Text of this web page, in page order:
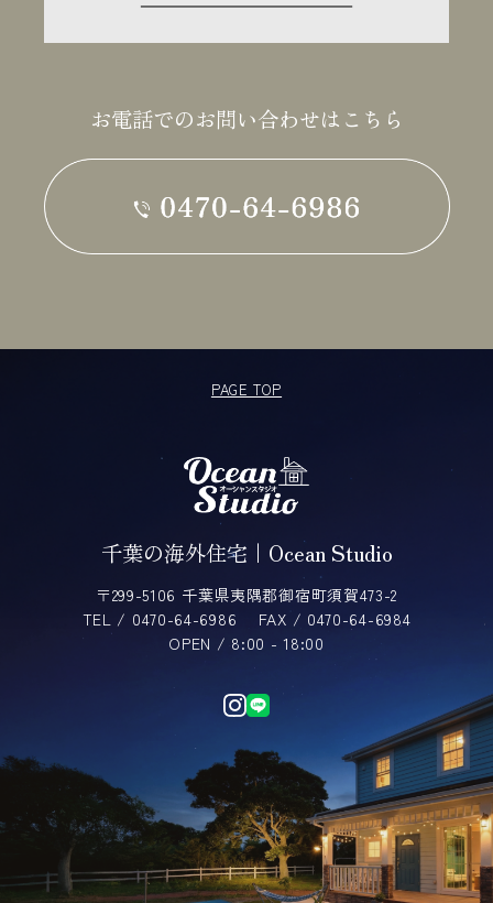
お電話でのお問い合わせはこちら
PAGE TOP
千葉の海外住宅｜Ocean Studio
〒299-5106 千葉県夷隅郡御宿町須賀473-2
TEL / 0470-64-6986
FAX / 0470-64-6984
OPEN / 8:00 - 18:00